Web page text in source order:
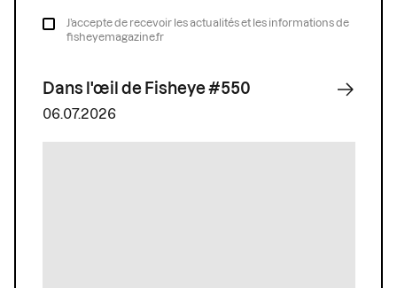
J’accepte de recevoir les actualités et les informations de
fisheyemagazine.fr
Dans l'œil de Fisheye #550
06.07.2026